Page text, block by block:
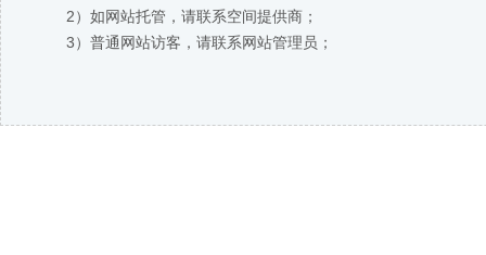
2）如网站托管，请联系空间提供商；
3）普通网站访客，请联系网站管理员；